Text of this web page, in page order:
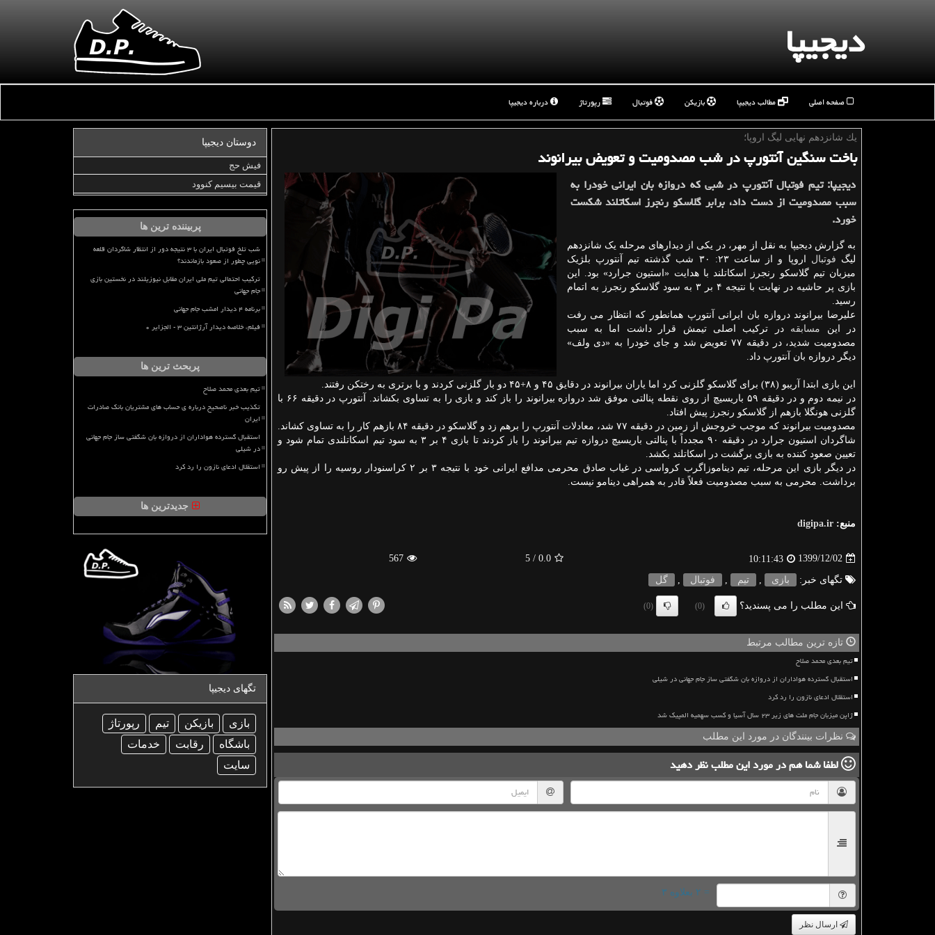
دیجیپا
صفحه اصلی مطالب دیجیپا بازیکن فوتبال رپورتاژ درباره دیجیپا
یك شانزدهم نهایی لیگ اروپا؛
باخت سنگین آنتورپ در شب مصدومیت و تعویض بیرانوند
دیجیپا: تیم فوتبال آنتورپ در شبی که دروازه بان ایرانی خودرا به
سبب مصدومیت از دست داد، برابر گلاسکو رنجرز اسکاتلند شکست
خورد.
به گزارش دیجیپا به نقل از مهر، در یکی از دیدارهای مرحله یک شانزدهم
لیگ فوتبال
اروپا و از ساعت ۲۳: ۳۰ شب گذشته تیم آنتورپ بلژیک
میزبان تیم گلاسکو رنجرز اسکاتلند با هدایت «استیون جرارد» بود. این
بازی پر حاشیه در نهایت با نتیجه ۴ بر ۳ به سود گلاسکو رنجرز به اتمام
رسید.
علیرضا بیرانوند دروازه بان ایرانی آنتورپ همانطور که انتظار می رفت
در این مسابقه در ترکیب اصلی تیمش قرار داشت اما به سبب
مصدومیت شدید، در دقیقه ۷۷ تعویض شد و جای خودرا به «دی ولف»
دیگر دروازه بان آنتورپ داد.
این بازی ابتدا آریبو (۳۸) برای گلاسکو گلزنی کرد اما یاران بیرانوند در دقایق ۴۵ و ۸+۴۵ دو بار گلزنی کردند و با برتری به رختکن رفتند.
در نیمه دوم و در دقیقه ۵۹ باریسیچ از روی نقطه پنالتی موفق شد دروازه بیرانوند را باز کند و بازی را به تساوی بکشاند. آنتورپ در دقیقه ۶۶ با
گلزنی هونگلا بازهم از گلاسکو رنجرز پیش افتاد.
مصدومیت بیرانوند که موجب خروجش از زمین در دقیقه ۷۷ شد، معادلات آنتورپ را برهم زد و گلاسکو در دقیقه ۸۴ بازهم کار را به تساوی کشاند.
شاگردان استیون جرارد در دقیقه ۹۰ مجدداً با پنالتی باریسیچ دروازه تیم بیرانوند را باز کردند تا بازی ۴ بر ۳ به سود تیم اسکاتلندی تمام شود و
تعیین صعود کننده به بازی برگشت در اسکاتلند بکشد.
در دیگر بازی این مرحله، تیم دیناموزاگرب کرواسی در غیاب صادق محرمی مدافع ایرانی خود با نتیجه ۳ بر ۲ کراسنودار روسیه را از پیش رو
برداشت. محرمی به سبب مصدومیت فعلاً قادر به همراهی دینامو نیست.
منبع: digipa.ir
1399/12/02
10:11:43
0.0
/ 5
567
تگهای خبر: بازی تیم فوتبال گل
این مطلب را می پسندید؟ (0)
(0)
تازه ترین مطالب مرتبط
تیم بعدی محمد صلاح
استقبال گسترده هواداران از دروازه بان شگفتی ساز جام جهانی در شیلی
استقلال ادعای نازون را رد کرد
ژاپن میزبان جام ملت های زیر ۲۳ سال آسیا و کسب سهمیه المپیک شد
نظرات بینندگان در مورد این مطلب
لطفا شما همدر مورد این مطلبنظر دهید
= ۲ بعلاوه ۳
ارسال نظر
دوستان دیجیپا
فیش حج
قیمت بیسیم کنوود
پربیننده ترین ها
شب تلخ فوتبال ایران با ۳ نتیجه دور از انتظار شاگردان قلعه
نویی چطور از صعود بازماندند؟
ترکیب احتمالی تیم ملی ایران مقابل نیوزیلند در نخستین بازی
جام جهانی
برنامه ۴ دیدار امشب جام جهانی
فیلم، خلاصه دیدار آرژانتین ۳ - الجزایر ۰
پربحث ترین ها
تیم بعدی محمد صلاح
تکذیب خبر ناصحیح درباره ی حساب های مشتریان بانک صادرات
ایران
استقبال گسترده هواداران از دروازه بان شگفتی ساز جام جهانی
در شیلی
استقلال ادعای نازون را رد کرد
جدیدترین ها
تگهای دیجیپا
بازی بازیكن تیم
رپورتاژ
باشگاه
رقابت
خدمات
سایت